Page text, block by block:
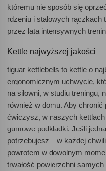
któremu nie sposób się
rdzeniu i stalowych rączkach
przez lata intensywnych
Kettle najwyższej jakości
tiguar kettlebells to kettle o
ergonomicznym uchwycie,
na siłowni, w studiu treningu,
również w domu. Aby chronić
ćwiczysz, w naszych
gumowe podkładki. Jeśli
potrzebujesz – w każdej
powrotem w dowolnym
trwałość powierzchni